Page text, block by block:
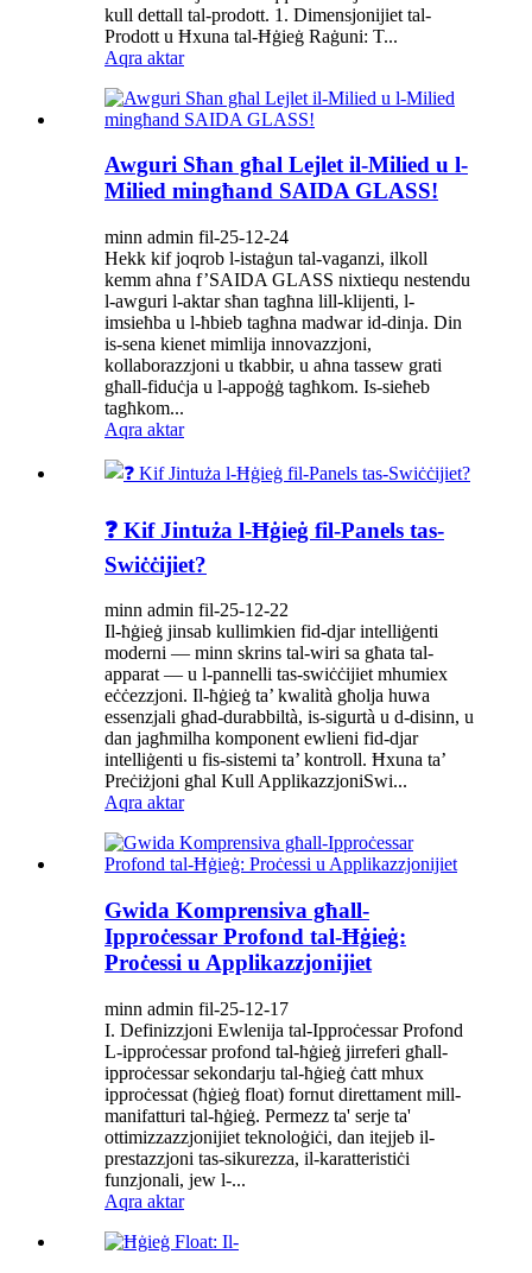
kull dettall tal-prodott. 1. Dimensjonijiet tal-
Prodott u Ħxuna tal-Ħġieġ Raġuni: T...
Aqra aktar
Awguri Sħan għal Lejlet il-Milied u l-
Milied mingħand SAIDA GLASS!
minn admin fil-25-12-24
Hekk kif joqrob l-istaġun tal-vaganzi, ilkoll
kemm aħna f’SAIDA GLASS nixtiequ nestendu
l-awguri l-aktar sħan tagħna lill-klijenti, l-
imsieħba u l-ħbieb tagħna madwar id-dinja. Din
is-sena kienet mimlija innovazzjoni,
kollaborazzjoni u tkabbir, u aħna tassew grati
għall-fiduċja u l-appoġġ tagħkom. Is-sieħeb
tagħkom...
Aqra aktar
❓ Kif Jintuża l-Ħġieġ fil-Panels tas-
Swiċċijiet?
minn admin fil-25-12-22
Il-ħġieġ jinsab kullimkien fid-djar intelliġenti
moderni — minn skrins tal-wiri sa għata tal-
apparat — u l-pannelli tas-swiċċijiet mhumiex
eċċezzjoni. Il-ħġieġ ta’ kwalità għolja huwa
essenzjali għad-durabbiltà, is-sigurtà u d-disinn, u
dan jagħmilha komponent ewlieni fid-djar
intelliġenti u fis-sistemi ta’ kontroll. Ħxuna ta’
Preċiżjoni għal Kull ApplikazzjoniSwi...
Aqra aktar
Gwida Komprensiva għall-
Ipproċessar Profond tal-Ħġieġ:
Proċessi u Applikazzjonijiet
minn admin fil-25-12-17
I. Definizzjoni Ewlenija tal-Ipproċessar Profond
L-ipproċessar profond tal-ħġieġ jirreferi għall-
ipproċessar sekondarju tal-ħġieġ ċatt mhux
ipproċessat (ħġieġ float) fornut direttament mill-
manifatturi tal-ħġieġ. Permezz ta' serje ta'
ottimizzazzjonijiet teknoloġiċi, dan itejjeb il-
prestazzjoni tas-sikurezza, il-karatteristiċi
funzjonali, jew l-...
Aqra aktar